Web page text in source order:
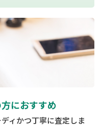
におすすめ
ィかつ丁寧に査定しま